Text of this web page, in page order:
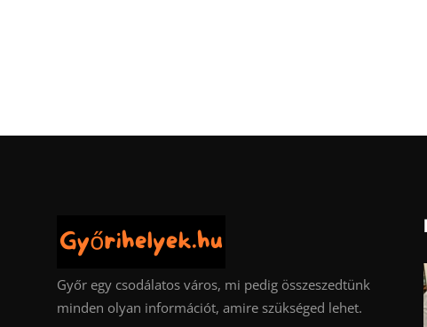
Győr egy csodálatos város, mi pedig összeszedtünk
minden olyan információt, amire szükséged lehet.